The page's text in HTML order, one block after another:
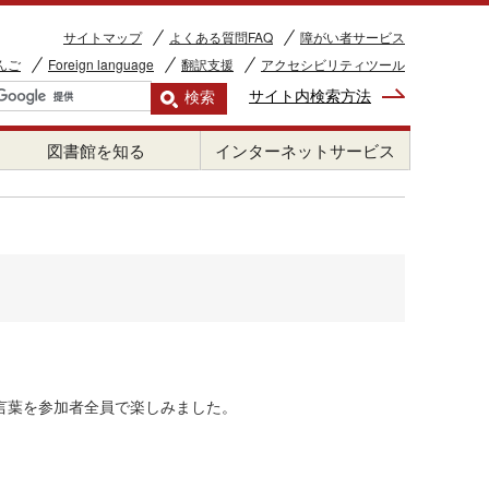
サイトマップ よくある質問FAQ
障がい者サービス
ご
Foreign language 翻訳支援 アクセシビリティツール
サイト内検索方法
図書館を知る インターネットサービス
を参加者全員で楽しみました。